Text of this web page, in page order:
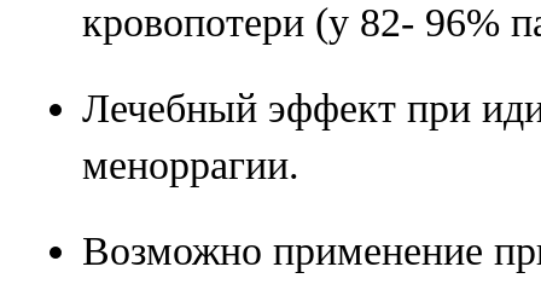
кровопотери (у 82- 96%
Лечебный эффект при
меноррагии.
Возможно применение